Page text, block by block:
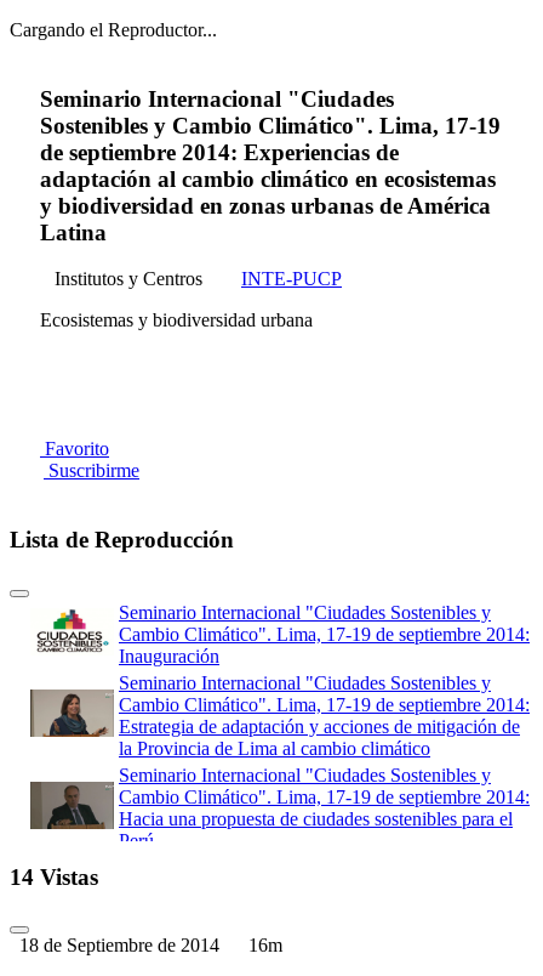
Cargando el Reproductor...
Seminario Internacional "Ciudades
Sostenibles y Cambio Climático". Lima, 17-19
de septiembre 2014: Experiencias de
adaptación al cambio climático en ecosistemas
y biodiversidad en zonas urbanas de América
Latina
Institutos y Centros
INTE-PUCP
Ecosistemas y biodiversidad urbana
Favorito
Suscribirme
Lista de Reproducción
Seminario Internacional "Ciudades Sostenibles y
Cambio Climático". Lima, 17-19 de septiembre 2014:
Inauguración
Seminario Internacional "Ciudades Sostenibles y
Cambio Climático". Lima, 17-19 de septiembre 2014:
Estrategia de adaptación y acciones de mitigación de
la Provincia de Lima al cambio climático
Seminario Internacional "Ciudades Sostenibles y
Cambio Climático". Lima, 17-19 de septiembre 2014:
Hacia una propuesta de ciudades sostenibles para el
Perú
14 Vistas
18 de Septiembre de 2014 16m